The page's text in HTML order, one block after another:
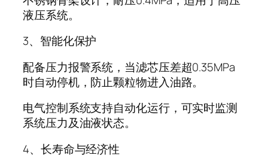
液压系统。
3、智能化保护
配备压力报警系统，当滤芯压差超0.35MPa
时自动停机，防止颗粒物进入油路。
电气控制系统支持自动化运行，可实时监测
系统压力及油液状态。
4、长寿命与经济性